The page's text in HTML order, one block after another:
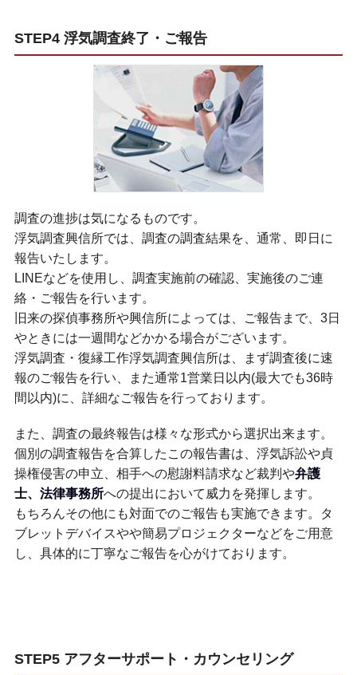
STEP4 浮気調査終了・ご報告
調査の進捗は気になるものです。
浮気調査興信所では、調査の調査結果を、通常、即日に
報告いたします。
LINEなどを使用し、調査実施前の確認、実施後のご連
絡・ご報告を行います。
旧来の探偵事務所や興信所によっては、ご報告まで、3日
やときには一週間などかかる場合がございます。
浮気調査・復縁工作浮気調査興信所は、まず調査後に速
報のご報告を行い、また通常1営業日以内(最大でも36時
間以内)に、詳細なご報告を行っております。
また、調査の最終報告は様々な形式から選択出来ます。
個別の調査報告を合算したこの報告書は、浮気訴訟や貞
操権侵害の申立、相手への慰謝料請求など裁判や弁護
士、法律事務所への提出において威力を発揮します。
もちろんその他にも対面でのご報告も実施できます。タ
ブレットデバイスやや簡易プロジェクターなどをご用意
し、具体的に丁寧なご報告を心がけております。
STEP5 アフターサポート・カウンセリング